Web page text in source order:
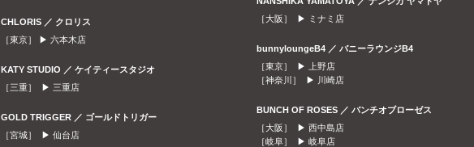
CHLORIS ／ クロリス
［東京］ ▶ 六本木店
KATY STUDIO ／ ケイティースタジオ
［三重］ ▶ 三重店
GOLD TRIGGER ／ ゴールドトリガー
［宮城］ ▶ 仙台店
［大阪］ ▶
ミナミ店
bunnyloungeB4 ／ バニーラウンジB4
［東京］ ▶
上野店
［神奈川］ ▶
川崎店
BUNCH OF ROSES ／ バンチオブローゼス
［大阪］ ▶ 西中島店
［岐阜］ ▶ 岐阜店